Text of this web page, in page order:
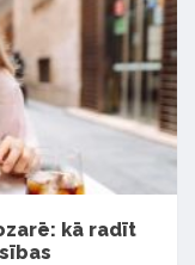
kā radīt